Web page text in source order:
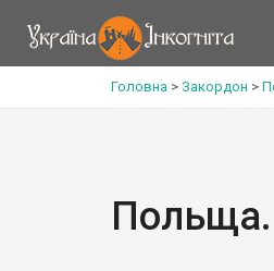
Головна > Закордон >
Польща.